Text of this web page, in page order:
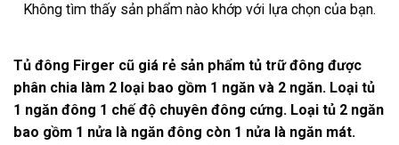
Tủ đông Firger cũ giá rẻ sản phẩm tủ trữ đông được
phân chia làm 2 loại bao gồm 1 ngăn và 2 ngăn. Loại tủ
1 ngăn đông 1 chế độ chuyên đông cứng. Loại tủ 2 ngăn
bao gồm 1 nửa là ngăn đông còn 1 nửa là ngăn mát.
Không tìm thấy sản phẩm nào khớp với lựa chọn của bạn.